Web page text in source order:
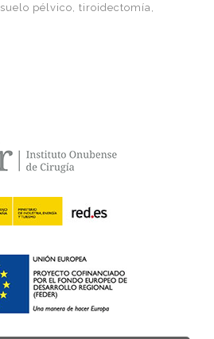
suelo pélvico tiroidectomía